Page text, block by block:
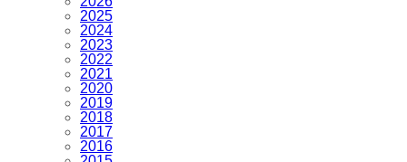
2025
2024
2023
2022
2021
2020
2019
2018
2017
2016